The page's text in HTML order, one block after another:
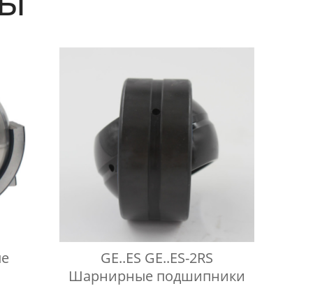
GE..ES GE..ES-2RS
Шарнирные подшипники